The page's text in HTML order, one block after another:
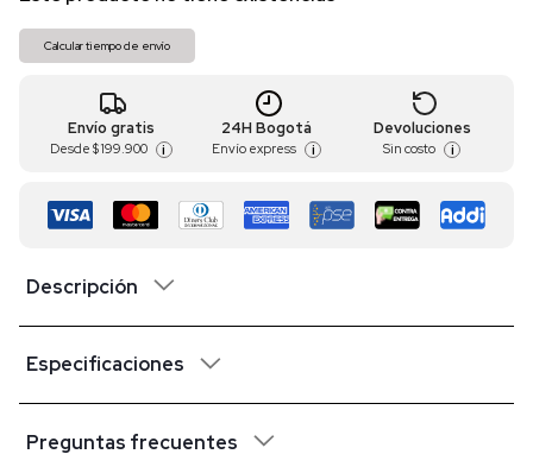
Calcular tiempo de envío
Envío gratis
Desde $ 199.900 i
24H Bogotá
Envío express i
Devoluciones
Sin costo i
Descripción
Especificaciones
Preguntas frecuentes